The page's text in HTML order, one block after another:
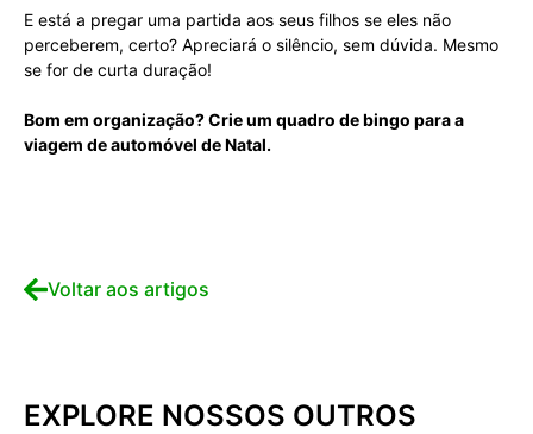
E está a pregar uma partida aos seus filhos se eles não
perceberem, certo? Apreciará o silêncio, sem dúvida. Mesmo
se for de curta duração!
Bom em organização? Crie um quadro de bingo para a
viagem de automóvel de Natal.
Voltar aos artigos
EXPLORE NOSSOS OUTROS